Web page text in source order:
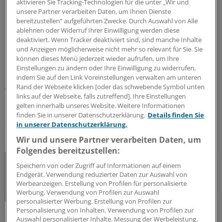
Harmonisierung um die Akademisierung nicht
herumkommen“, sagte Roy Kühne, Mitglied des
Gesundheitsausschusses, der selber Physiotherapeut
In diese Richtung argumentieren auch Vertreter der
Opposition: „Die Schlüsselwörter lauten:
Akademisierung und Direktzugang. In den meisten
Ländern ist die Ausbildung akademisch, Patienten mit
Beschwerden können direkt zur Therapeutin gehen,
sagte die gesundheitspolitische Sprecherin der Grünen
Maria Klein-Schmeink am Montag.
Jens Spahn (CDU), Bundesgesundheitsminister, zur
Forderung nach der Vollakademisierung
Spahn kündigte Eckpunkte für eine Reform der
aktivieren Sie Tracking-Technologien für die unter „Wir und
unsere Partner verarbeiten Daten, um Ihnen Dienste
bereitzustellen“ aufgeführten Zwecke. Durch Auswahl von Alle
ablehnen oder Widerruf Ihrer Einwilligung werden diese
deaktiviert. Wenn Tracker deaktiviert sind, sind manche Inhalte
und Anzeigen möglicherweise nicht mehr so relevant für Sie. Sie
können dieses Menü jederzeit wieder aufrufen, um Ihre
Einstellungen zu ändern oder Ihre Einwilligung zu widerrufen,
indem Sie auf den Link Voreinstellungen verwalten am unteren
Rand der Webseite klicken [oder das schwebende Symbol unten
links auf der Webseite, falls zutreffend]. Ihre Einstellungen
gelten innerhalb unseres Website. Weitere Informationen
finden Sie in unserer Datenschutzerklärung. Details finden Sie
in unserer Datenschutzerklärung.
Wir und unsere Partner verarbeiten Daten, um
Folgendes bereitzustellen:
Speichern von oder Zugriff auf Informationen auf einem
Endgerät. Verwendung reduzierter Daten zur Auswahl von
Werbeanzeigen. Erstellung von Profilen für personalisierte
Werbung. Verwendung von Profilen zur Auswahl
personalisierter Werbung. Erstellung von Profilen zur
Personalisierung von Inhalten. Verwendung von Profilen zur
Auswahl personalisierter Inhalte. Messung der Werbeleistung.